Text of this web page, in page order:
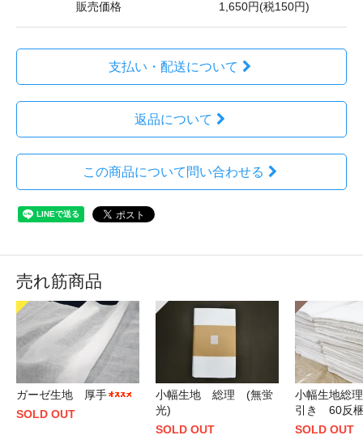
販売価格 1,650円(税150円)
支払い・配送について
返品について
この商品について問い合わせる
売れ筋商品
ガーゼ生地 厚手
SOLD OUT
小幅生地 総理 (無蛍
光)
SOLD OUT
小幅生地総
引き 60反
SOLD OUT